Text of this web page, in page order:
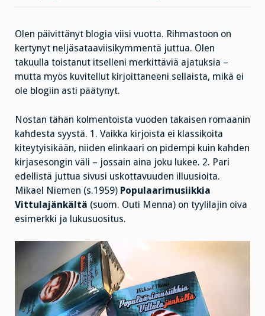
Olen päivittänyt blogia viisi vuotta. Rihmastoon on
kertynyt neljäsataaviisikymmentä juttua. Olen
takuulla toistanut itselleni merkittäviä ajatuksia –
mutta myös kuvitellut kirjoittaneeni sellaista, mikä ei
ole blogiin asti päätynyt.
Nostan tähän kolmentoista vuoden takaisen romaanin
kahdesta syystä. 1. Vaikka kirjoista ei klassikoita
kiteytyisikään, niiden elinkaari on pidempi kuin kahden
kirjasesongin väli – jossain aina joku lukee. 2. Pari
edellistä juttua sivusi uskottavuuden illuusioita.
Mikael Niemen (s.1959) Populaarimusiikkia
Vittulajänkältä (suom. Outi Menna) on tyylilajin oiva
esimerkki ja lukusuositus.